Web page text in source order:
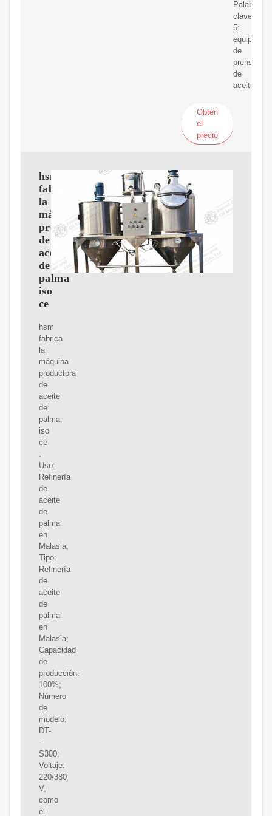
Palabra
clave
5:
equipo
de
prensado
de
aceite
Obtén
el
precio
hsm
fabrica
la
máquina
productora
de
aceite
de
palma
iso
ce
hsm
fabrica
la
máquina
productora
de
aceite
de
palma
iso
ce
.
Uso:
Refinería
de
aceite
de
palma
en
Malasia;
Tipo:
Refinería
de
aceite
de
palma
en
Malasia;
Capacidad
de
producción:
100%;
Número
de
modelo:
DT-
-
S300;
Voltaje:
220/380
V,
como
el